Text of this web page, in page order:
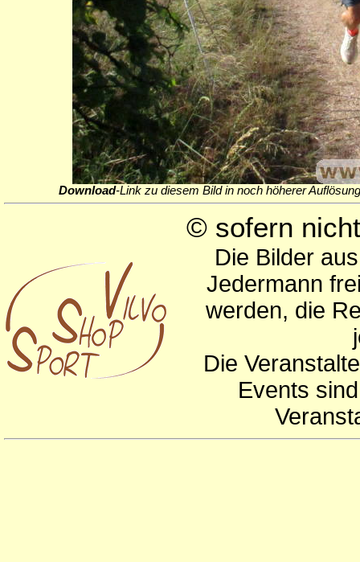
Download-Link zu diesem Bild in noch höherer
© sofern
Die Bilder
Jedermann
werden, die
Die
Events